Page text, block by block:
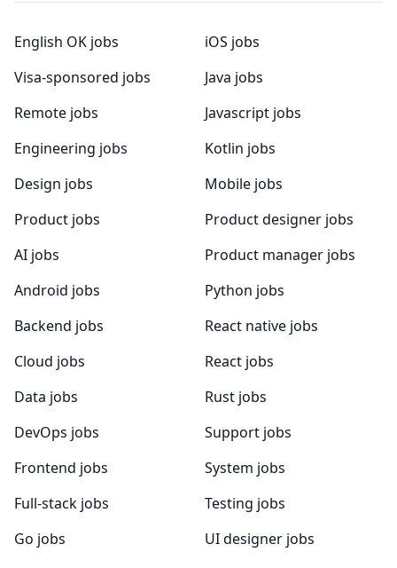
English OK jobs
Visa-sponsored jobs
Remote jobs
Engineering jobs
Design jobs
Product jobs
AI jobs
Android jobs
Backend jobs
Cloud jobs
Data jobs
DevOps jobs
Frontend jobs
Full-stack jobs
Go jobs
iOS jobs
Java jobs
Javascript jobs
Kotlin jobs
Mobile jobs
Product designer jobs
Product manager jobs
Python jobs
React native jobs
React jobs
Rust jobs
Support jobs
System jobs
Testing jobs
UI designer jobs